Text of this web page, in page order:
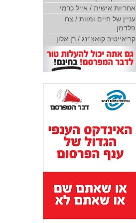
אחריות אישית / אייל כרמי
עניין של חיים ומוות / צח
פלדמן
קריאייטיב קואצ'ינג / רן אלון